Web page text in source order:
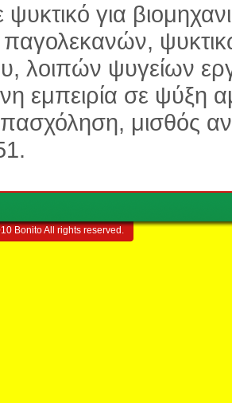
για
λοιπών ψυγείων
εμπειρία σε ψύξη
μισθός
Bonito All rights reserved.